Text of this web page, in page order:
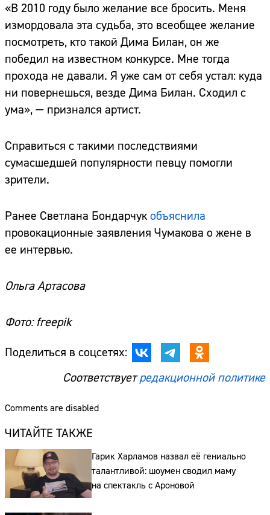
«В 2010 году было желание все бросить. Меня
измордовала эта судьба, это всеобщее желание
посмотреть, кто такой Дима Билан, он же
победил на известном конкурсе. Мне тогда
прохода не давали. Я уже сам от себя устал: куда
ни повернешься, везде Дима Билан. Сходил с
ума», — признался артист.
Справиться с такими последствиями
сумасшедшей популярности певцу помогли
зрители.
Ранее Светлана Бондарчук объяснила
провокационные заявления Чумакова о жене в
ее интервью.
Ольга Артасова
Фото: freepik
Поделиться в соцсетях:
Соответствуетредакционной политике
Comments are disabled
ЧИТАЙТЕ ТАКЖЕ
Гарик Харламов назвал её гениально
талантливой: шоумен сводил маму
на спектакль с Ароновой